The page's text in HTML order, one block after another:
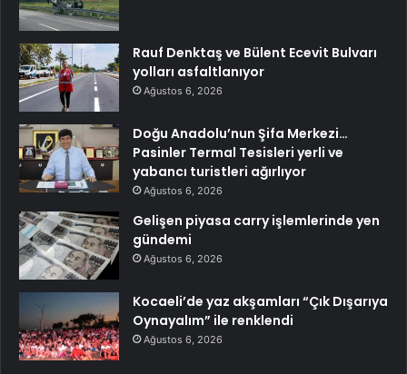
Rauf Denktaş ve Bülent Ecevit Bulvarı
yolları asfaltlanıyor
Ağustos 6, 2026
Doğu Anadolu’nun Şifa Merkezi…
Pasinler Termal Tesisleri yerli ve
yabancı turistleri ağırlıyor
Ağustos 6, 2026
Gelişen piyasa carry işlemlerinde yen
gündemi
Ağustos 6, 2026
Kocaeli’de yaz akşamları “Çık Dışarıya
Oynayalım” ile renklendi
Ağustos 6, 2026